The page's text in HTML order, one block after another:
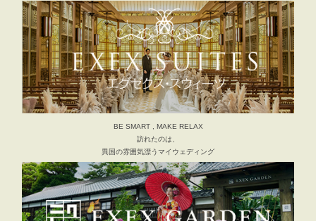
BE SMART , MAKE RELAX
訪れたのは、
異国の雰囲気漂うマイウェディング